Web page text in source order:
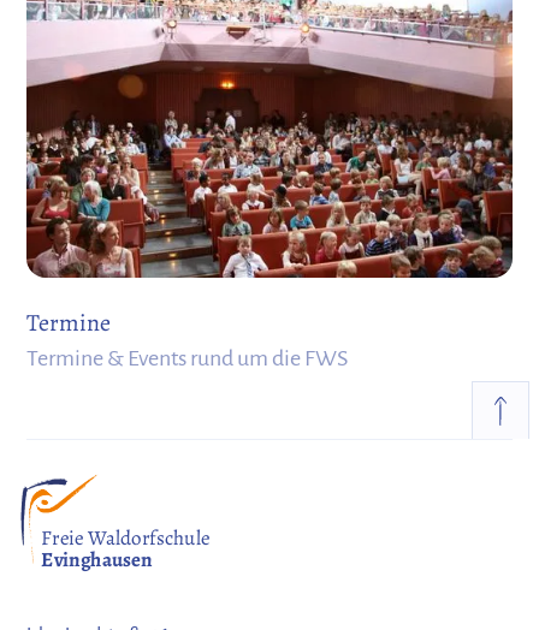
Termine
Termine & Events rund um die FWS
Freie Waldorfschule
Evinghausen